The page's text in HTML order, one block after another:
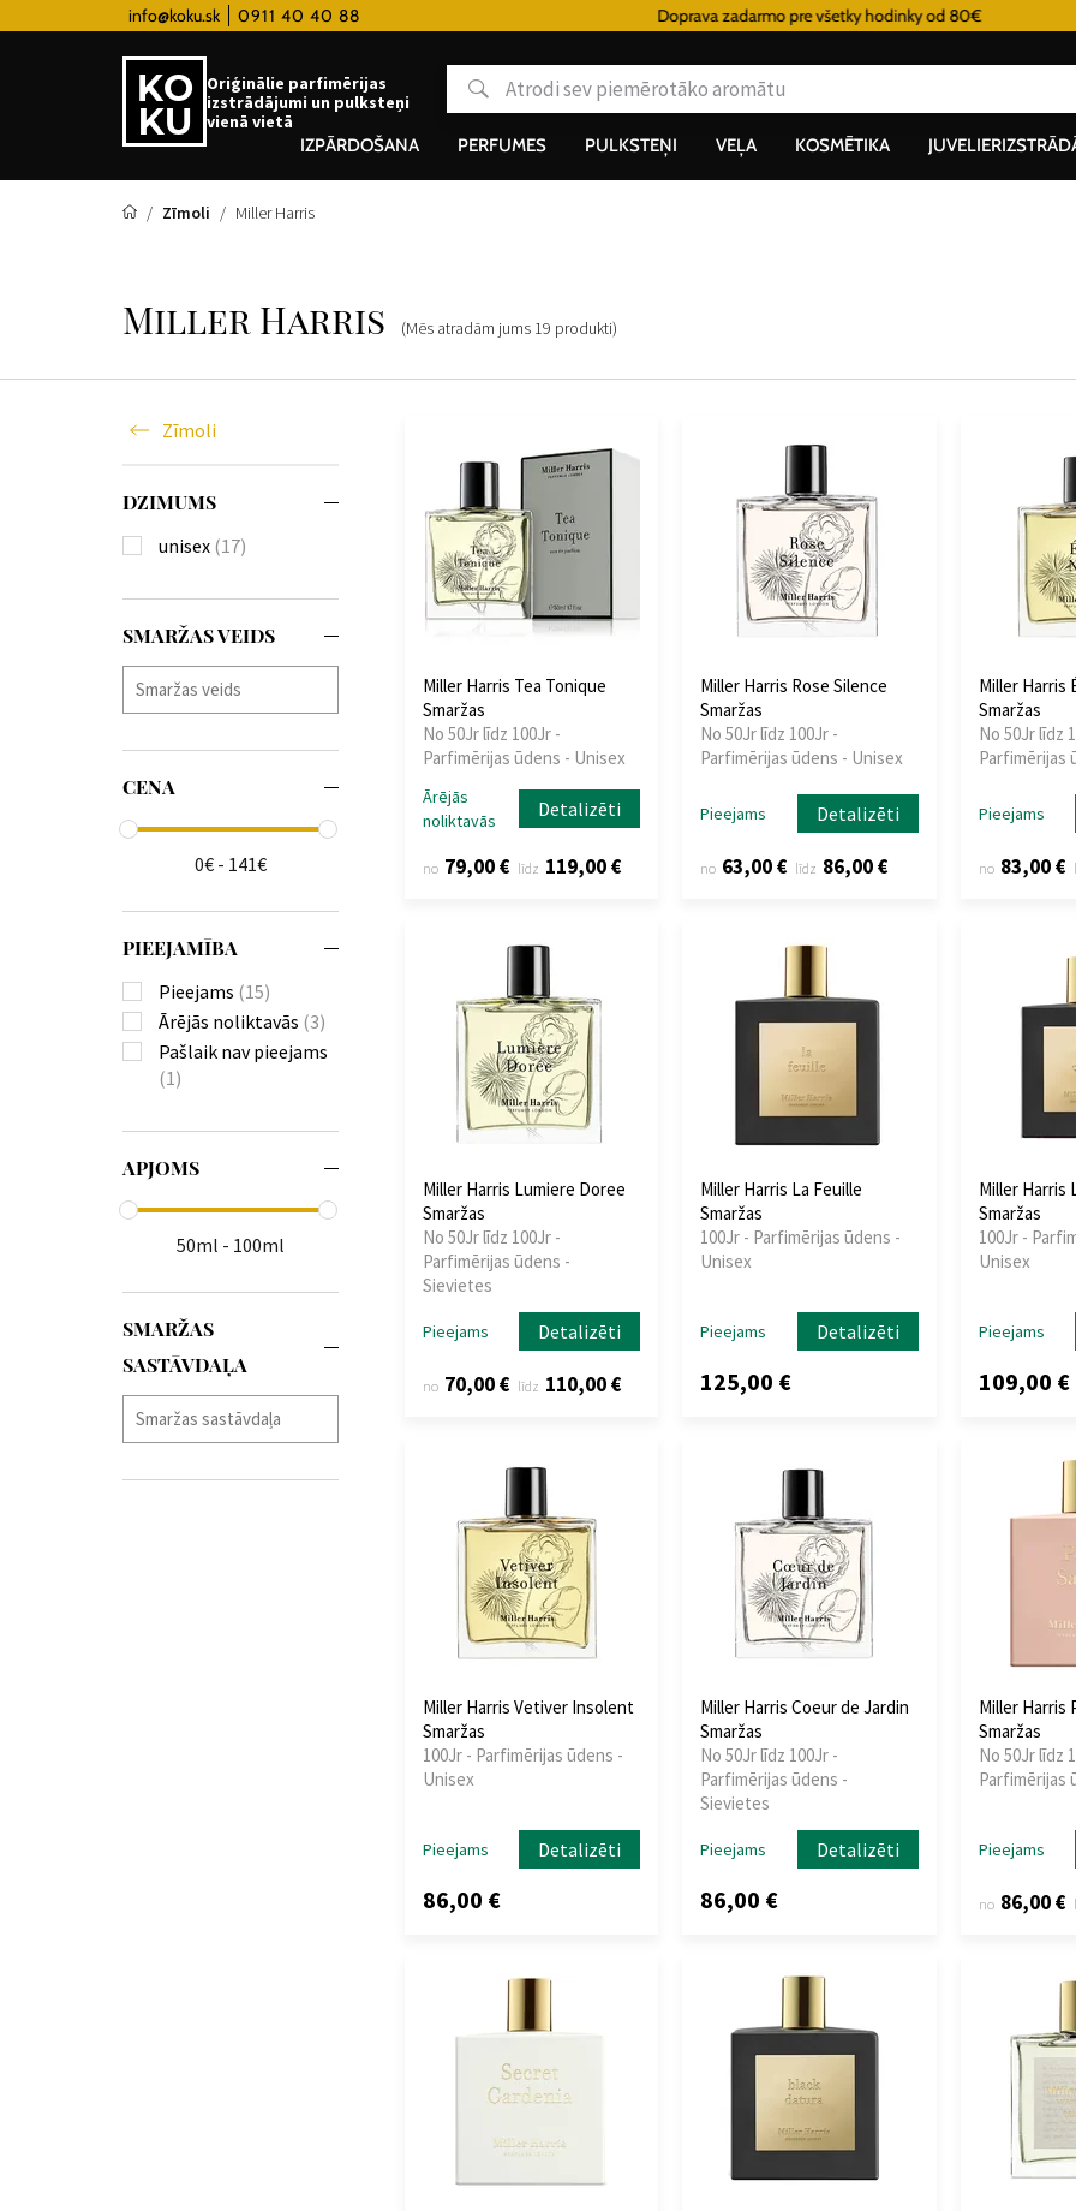
info@koku.sk 0911 40 40 88Lojalitātes programma Doprava zadarmo pre všetky hodinky od 80€
Oriģinālie parfimērijas
izstrādājumi un pulksteņi
vienā vietā
IZPĀRDOŠANA
PERFUMES PULKSTEŅI VEĻA KOSMĒTIKA
Zīmoli Miller Harris
Miller Harris (Mēs atradām jums 19 produkti)
Zīmoli
DZIMUMS
unisex (17)
SMARŽAS VEIDS
CENA
0€ - 141€
PIEEJAMĪBA
Pieejams (15)
Ārējās noliktavās (3)
Pašlaik nav pieejams
(1)
APJOMS
50ml - 100ml
SMARŽAS
SASTĀVDAĻA
Miller Harris Tea Tonique
Smaržas
No 50Jr līdz 100Jr -
Parfimērijas ūdens - Unisex
Ārējās
noliktavās
Detalizēti
no 79,00 € līdz 119,00 €
Miller Harris Rose Silence
Smaržas
No 50Jr līdz 100Jr -
Parfimērijas ūdens - Unisex
Pieejams Detalizēti
no 63,00 € līdz 86,00 €
Miller Harris
Smaržas
No 50Jr līdz
Parfimērijas
Pieejams
no 83,00 €
Miller Harris Lumiere Doree
Smaržas
No 50Jr līdz 100Jr -
Parfimērijas ūdens -
Sievietes
Pieejams Detalizēti
no 70,00 € līdz 110,00 €
Miller Harris La Feuille
Smaržas
100Jr - Parfimērijas ūdens -
Unisex
Pieejams Detalizēti
125,00 €
Miller Harris
Smaržas
100Jr -
Unisex
Pieejams
109,00 €
Miller Harris Vetiver Insolent
Smaržas
100Jr - Parfimērijas ūdens -
Unisex
Pieejams Detalizēti
86,00 €
Miller Harris Coeur de Jardin
Smaržas
No 50Jr līdz 100Jr -
Parfimērijas ūdens -
Sievietes
Pieejams Detalizēti
86,00 €
Miller Harris
Smaržas
No 50Jr līdz
Parfimērijas
Pieejams
no 86,00 €